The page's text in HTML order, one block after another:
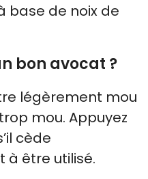
base de noix de
bon avocat ?
légèrement mou
mou. Appuyez
cède
à être utilisé.